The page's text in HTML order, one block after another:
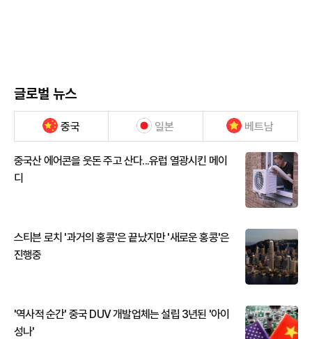
글로벌 뉴스
중국 일본 베트남
중국산 에어콘을 웃돈 주고 산다...유럽 열광시킨 메이
디
스티븐 로치 '과거의 홍콩'은 끝났지만 '새로운 홍콩'은
진행중
'역사적 순간' 중국 DUV 개발업체는 설립 3년된 '아이
성나'